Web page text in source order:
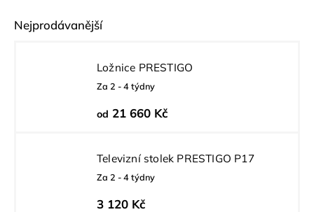
Nejprodávanější
Ložnice PRESTIGO
Za 2 - 4 týdny
od 21 660 Kč
Televizní stolek PRESTIGO P17
Za 2 - 4 týdny
3 120 Kč